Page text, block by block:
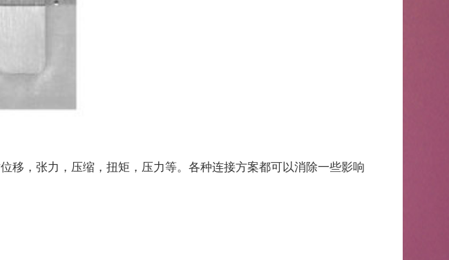
移，张力，压缩，扭矩，压力等。各种连接方案都可以消除一些影响